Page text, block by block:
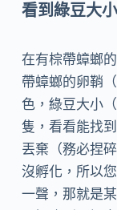
看到綠豆大
在有棕帶蟑螂
帶蟑螂的卵鞘
色，綠豆大小
隻，看看能找
丟棄（務必捏
沒孵化，所以
一聲，那就是